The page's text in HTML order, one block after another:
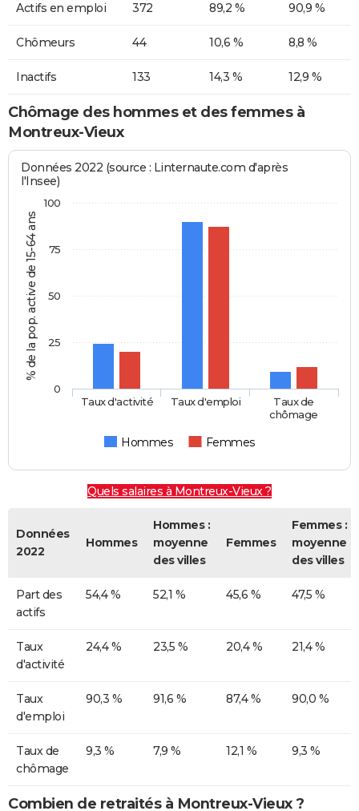
Actifs en emploi 372 89,2 % 90,9 %
Chômeurs 44 10,6 % 8,8 %
Inactifs 133 14,3 % 12,9 %
Chômage des hommes et des femmes à
Montreux-Vieux
% de la pop. active de 15-64 ans
Données 2022 (source : Linternaute.com d'après
l'Insee)
Hommes Femmes
Taux d'activité Taux d'emploi
Taux de
chômage
0
25
50
75
100
Quels salaires à Montreux-Vieux ?
Données
2022
Hommes
Hommes :
moyenne
des villes
Femmes
Femmes :
moyenne
des villes
Part des
actifs
54,4 % 52,1 % 45,6 % 47,5 %
Taux
d'activité
24,4 % 23,5 % 20,4 % 21,4 %
Taux
d'emploi
90,3 % 91,6 % 87,4 % 90,0 %
Taux de
chômage
9,3 % 7,9 % 12,1 % 9,3 %
Combien de retraités à Montreux-Vieux ?